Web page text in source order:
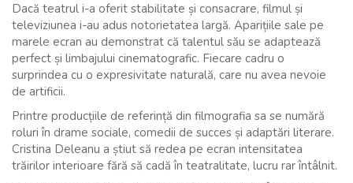
Dacă teatrul i-a oferit stabilitate și consacrare, filmul și
televiziunea i-au adus notorietatea largă. Aparițiile sale pe
marele ecran au demonstrat că talentul său se adaptează
perfect și limbajului cinematografic. Fiecare cadru o
surprindea cu o expresivitate naturală, care nu avea nevoie
de artificii.
Printre producțiile de referință din filmografia sa se numără
roluri în drame sociale, comedii de succes și adaptări literare.
Cristina Deleanu a știut să redea pe ecran intensitatea
trăirilor interioare fără să cadă în teatralitate, lucru rar întâlnit.